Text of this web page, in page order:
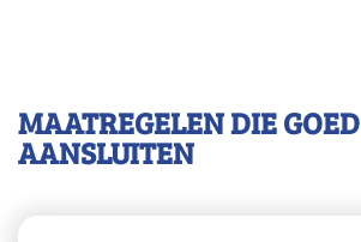
MAATREGELEN DIE GOED
AANSLUITEN